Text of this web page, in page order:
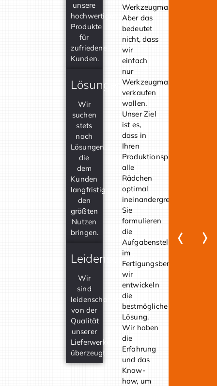
unsere
hochwertigen
Produkte
für
zufriedene
Kunden.
Lösungen
Wir
suchen
stets
nach
Lösungen,
die
dem
Kunden
langfristig
den
größten
Nutzen
bringen.
Leidenschaft
Wir
sind
leidenschaftlich
von der
Qualität
unserer
Lieferwerke
überzeugt.
Werkzeugmaschinen.
Aber das
bedeutet
nicht, dass
wir
einfach
nur
Werkzeugmaschinen
verkaufen
wollen.
Unser Ziel
ist es,
dass in
Ihren
Produktionsprozessen
alle
Rädchen
optimal
ineinandergreifen.
Sie
formulieren
die
Aufgabenstellung
im
Fertigungsbereich,
wir
entwickeln
die
bestmögliche
Lösung.
Wir haben
die
Erfahrung
und das
Know-
how, um
für